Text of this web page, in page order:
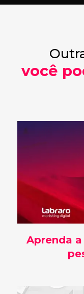
você
Aprenda